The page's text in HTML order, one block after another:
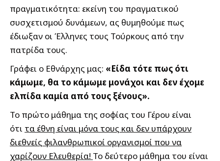
πραγματικότητα: εκείνη του πραγματικού
συσχετισμού δυνάμεων, ας θυμηθούμε πως
έδιωξαν οι Έλληνες τους Τούρκους από την
πατρίδα τους.
Γράφει ο Εθνάρχης μας: «Είδα τότε πως ότι
κάμωμε, θα το κάμωμε μονάχοι και δεν έχομε
ελπίδα καμία από τους ξένους».
Το πρώτο μάθημα της σοφίας του Γέρου είναι
ότι τα έθνη είναι μόνα τους και δεν υπάρχουν
διεθνείς φιλανθρωπικοί οργανισμοί που να
χαρίζουν Ελευθερία! Το δεύτερο μάθημα του είναι